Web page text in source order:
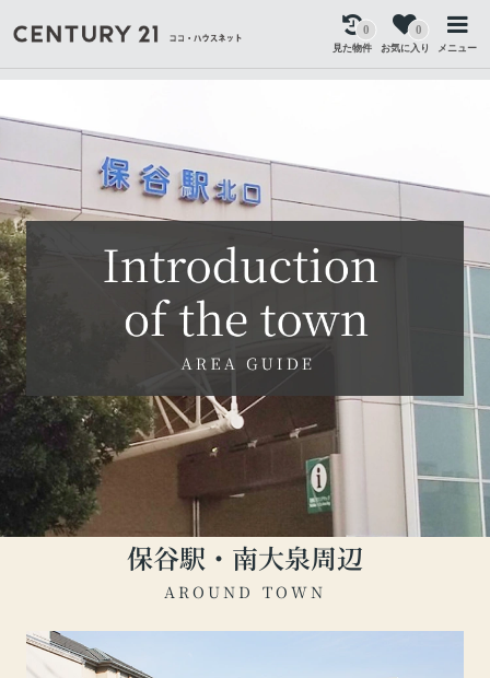
0
見た物件
0
お気に入り メニュー
保谷駅・南大泉周辺
AROUND TOWN